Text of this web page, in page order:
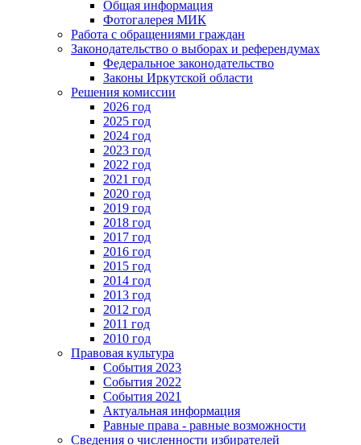
Общая информация
Фотогалерея МИК
Работа с обращениями граждан
Законодательство о выборах и референдумах
Федеральное законодательство
Законы Иркутской области
Решения комиссии
2026 год
2025 год
2024 год
2023 год
2022 год
2021 год
2020 год
2019 год
2018 год
2017 год
2016 год
2015 год
2014 год
2013 год
2012 год
2011 год
2010 год
Правовая культура
События 2023
События 2022
События 2021
Актуальная информация
Равные права - равные возможности
Сведения о численности избирателей